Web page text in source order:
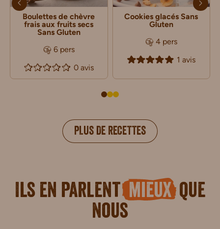
Boulettes de chèvre
frais aux fruits secs
Sans Gluten
6 pers
0 avis
Cookies glacés Sans
Gluten
4 pers
1 avis
PLUS DE RECETTES
Ils en parlent mieuxque
nous